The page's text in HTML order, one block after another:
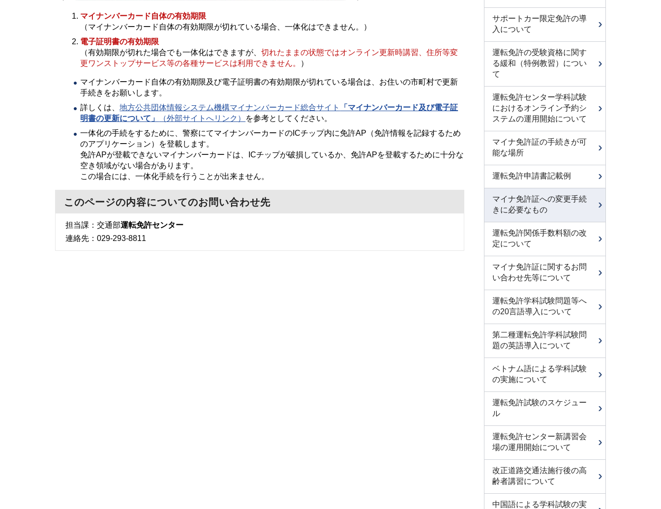
マイナンバーカード自体の有効期限
（マイナンバーカード自体の有効期限が切れている場合、一体化はできません。）
電子証明書の有効期限
（有効期限が切れた場合でも一体化はできますが、切れたままの状態ではオンライン更新時講習、住所等変
更ワンストップサービス等の各種サービスは利用できません。
）
マイナンバーカード自体の有効期限及び電子証明書の有効期限が切れている場合は、お住いの市町村で更新
手続きをお願いします。
詳しくは、地方公共団体情報システム機構マイナンバーカード総合サイト
「マイナンバーカード及び電子証
明書の更新について」
（外部サイトへリンク）
を参考としてください。
一体化の手続をするために、警察にてマイナンバーカードのICチップ内に免許AP（免許情報を記録するため
のアプリケーション）を登載します。
免許APが登載できないマイナンバーカードは、ICチップが破損しているか、免許APを登載するために十分な
空き領域がない場合があります。
この場合には、一体化手続を行うことが出来ません。
このページの内容についてのお問い合わせ先
担当課：交通部運転免許センター
連絡先：029-293-8811
サポートカー限定免許の導
入について
運転免許の受験資格に関す
る緩和（特例教習）につい
て
運転免許センター学科試験
におけるオンライン予約シ
ステムの運用開始について
マイナ免許証の手続きが可
能な場所
運転免許申請書記載例
マイナ免許証への変更手続
きに必要なもの
運転免許関係手数料額の改
定について
マイナ免許証に関するお問
い合わせ先等について
運転免許学科試験問題等へ
の20言語導入について
第二種運転免許学科試験問
題の英語導入について
ベトナム語による学科試験
の実施について
運転免許試験のスケジュー
ル
運転免許センター新講習会
場の運用開始について
改正道路交通法施行後の高
齢者講習について
中国語による学科試験の実